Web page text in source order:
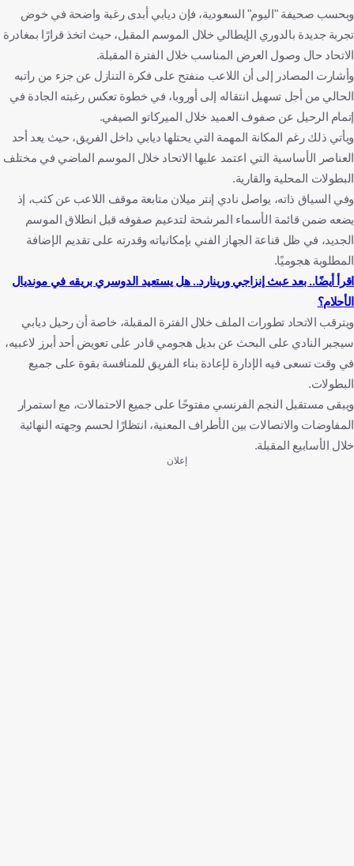
وبحسب صحيفة "اليوم" السعودية، فإن ديابي أبدى رغبة واضحة في خوض
تجربة جديدة بالدوري الإيطالي خلال الموسم المقبل، حيث اتخذ قرارًا بمغادرة
الاتحاد حال وصول العرض المناسب خلال الفترة المقبلة.
وأشارت المصادر إلى أن اللاعب منفتح على فكرة التنازل عن جزء من راتبه
الحالي من أجل تسهيل انتقاله إلى أوروبا، في خطوة تعكس رغبته الجادة في
إتمام الرحيل عن صفوف العميد خلال الميركاتو الصيفي.
ويأتي ذلك رغم المكانة المهمة التي يحتلها ديابي داخل الفريق، حيث يعد أحد
العناصر الأساسية التي اعتمد عليها الاتحاد خلال الموسم الماضي في مختلف
البطولات المحلية والقارية.
وفي السياق ذاته، يواصل نادي إنتر ميلان متابعة موقف اللاعب عن كثب، إذ
يضعه ضمن قائمة الأسماء المرشحة لتدعيم صفوفه قبل انطلاق الموسم
الجديد، في ظل قناعة الجهاز الفني بإمكانياته وقدرته على تقديم الإضافة
المطلوبة هجوميًا.
اقرأ أيضًا.. بعد عبث إنزاجي ورينارد.. هل يستعيد الدوسري بريقه في مونديال
الأحلام؟
ويترقب الاتحاد تطورات الملف خلال الفترة المقبلة، خاصة أن رحيل ديابي
سيجبر النادي على البحث عن بديل هجومي قادر على تعويض أحد أبرز لاعبيه،
في وقت تسعى فيه الإدارة لإعادة بناء الفريق للمنافسة بقوة على جميع
البطولات.
ويبقى مستقبل النجم الفرنسي مفتوحًا على جميع الاحتمالات، مع استمرار
المفاوضات والاتصالات بين الأطراف المعنية، انتظارًا لحسم وجهته النهائية
خلال الأسابيع المقبلة.
إعلان